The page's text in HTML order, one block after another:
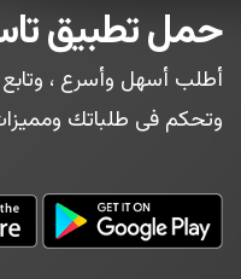
حمل تطبيق
أطلب أسهل وأسرع ،
وتحكم فى طلباتك